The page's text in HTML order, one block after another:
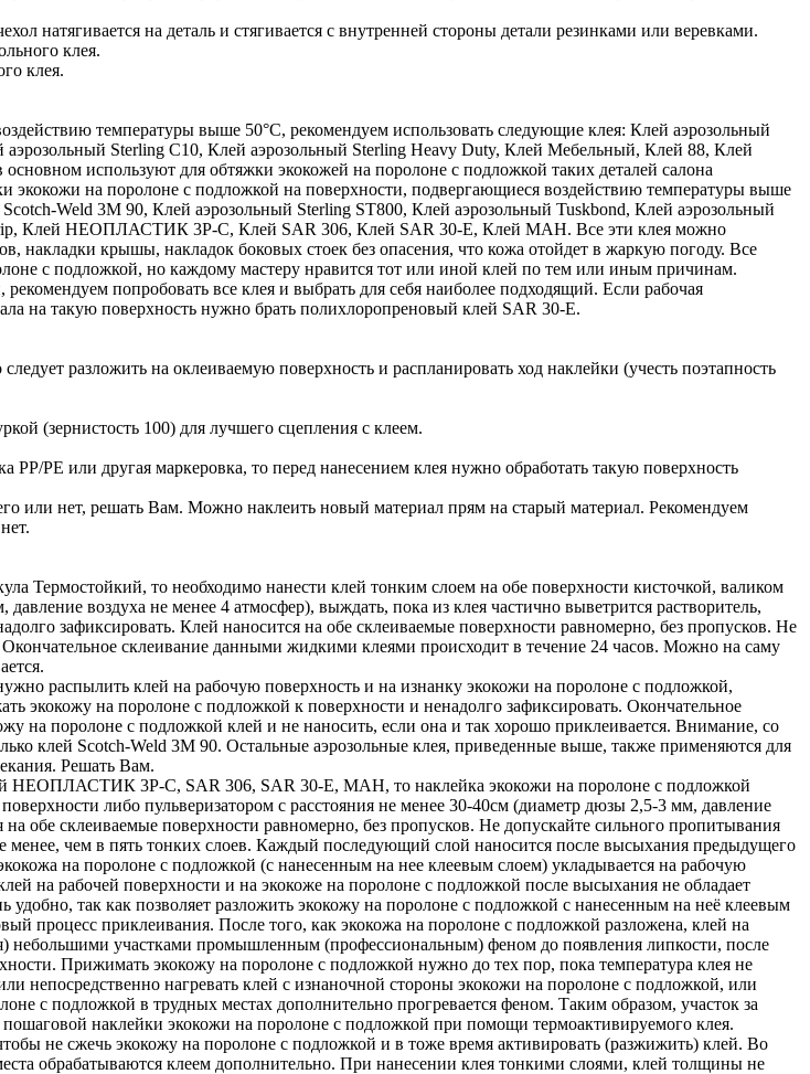
натягивается на деталь и стягивается с внутренней стороны детали резинками или веревками.
клея.
клея.
температуры выше 50°С, рекомендуем использовать следующие клея: Клей аэрозольный
Sterling C10, Клей аэрозольный Sterling Heavy Duty, Клей Мебельный, Клей 88, Клей
используют для обтяжки экокожей на поролоне с подложкой таких деталей салона
экокожи на поролоне с подложкой на поверхности, подвергающиеся воздействию температуры выше
Weld 3M 90, Клей аэрозольный Sterling ST800, Клей аэрозольный Tuskbond, Клей аэрозольный
Клей НЕОПЛАСТИК 3P-C, Клей SAR 306, Клей SAR 30-E, Клей MAH. Все эти клея можно
накладки крышы, накладок боковых стоек без опасения, что кожа отойдет в жаркую погоду. Все
с подложкой, но каждому мастеру нравится тот или иной клей по тем или иным причинам.
попробовать все клея и выбрать для себя наиболее подходящий. Если рабочая
на такую поверхность нужно брать полихлоропреновый клей SAR 30-E.
разложить на оклеиваемую поверхность и распланировать ход наклейки (учесть поэтапность
(зернистость 100) для лучшего сцепления с клеем.
PP/PE или другая маркеровка, то перед нанесением клея нужно обработать такую поверхность
или нет, решать Вам. Можно наклеить новый материал прям на старый материал. Рекомендуем
то необходимо нанести клей тонким слоем на обе поверхности кисточкой, валиком
воздуха не менее 4 атмосфер), выждать, пока из клея частично выветрится растворитель,
зафиксировать. Клей наносится на обе склеиваемые поверхности равномерно, без пропусков. Не
склеивание данными жидкими клеями происходит в течение 24 часов. Можно на саму
распылить клей на рабочую поверхность и на изнанку экокожи на поролоне с подложкой,
экокожу на поролоне с подложкой к поверхности и ненадолго зафиксировать. Окончательное
на поролоне с подложкой клей и не наносить, если она и так хорошо приклеивается. Внимание, со
клей Scotch-Weld 3M 90. Остальные аэрозольные клея, приведенные выше, также применяются для
Решать Вам.
3P-C, SAR 306, SAR 30-E, MAH, то наклейка экокожи на поролоне с подложкой
либо пульверизатором с расстояния не менее 30-40см (диаметр дюзы 2,5-3 мм, давление
обе склеиваемые поверхности равномерно, без пропусков. Не допускайте сильного пропитывания
менее, чем в пять тонких слоев. Каждый последующий слой наносится после высыхания предыдущего
на поролоне с подложкой (с нанесенным на нее клеевым слоем) укладывается на рабочую
на рабочей поверхности и на экокоже на поролоне с подложкой после высыхания не обладает
так как позволяет разложить экокожу на поролоне с подложкой с нанесенным на неё клеевым
процесс приклеивания. После того, как экокожа на поролоне с подложкой разложена, клей на
небольшими участками промышленным (профессиональным) феном до появления липкости, после
Прижимать экокожу на поролоне с подложкой нужно до тех пор, пока температура клея не
непосредственно нагревать клей с изнаночной стороны экокожи на поролоне с подложкой, или
с подложкой в трудных местах дополнительно прогревается феном. Таким образом, участок за
наклейки экокожи на поролоне с подложкой при помощи термоактивируемого клея.
не сжечь экокожу на поролоне с подложкой и в тоже время активировать (разжижить) клей. Во
обрабатываются клеем дополнительно. При нанесении клея тонкими слоями, клей толщины не